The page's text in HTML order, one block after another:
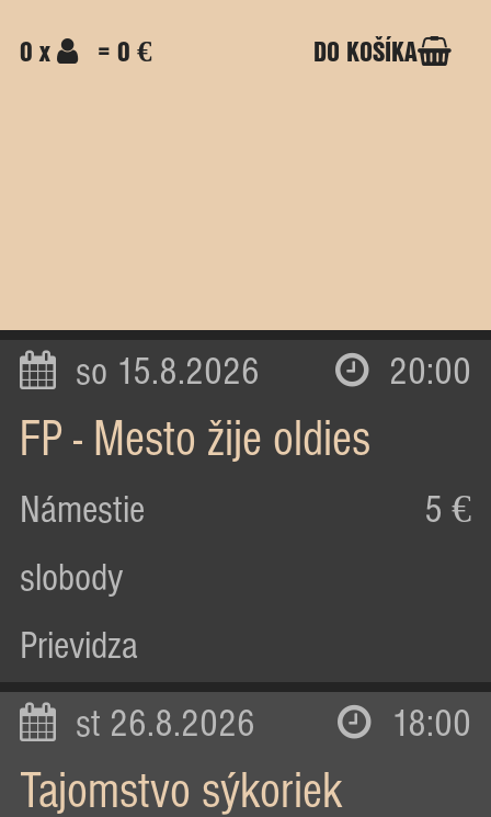
0 x = 0 € DO KOŠÍKA
so 15.8.2026 20:00
FP - Mesto žije oldies
Námestie
slobody
Prievidza
5 €
st 26.8.2026 18:00
Tajomstvo sýkoriek